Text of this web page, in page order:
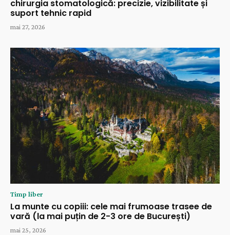
chirurgia stomatologică: precizie, vizibilitate și
suport tehnic rapid
mai 27, 2026
Timp liber
La munte cu copiii: cele mai frumoase trasee de
vară (la mai puțin de 2-3 ore de București)
mai 25, 2026